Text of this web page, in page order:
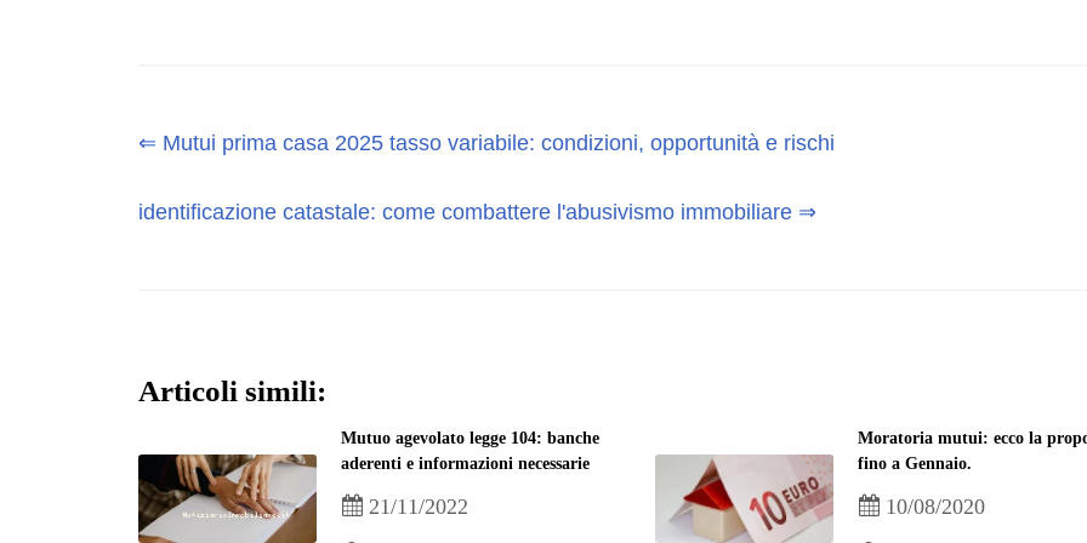
⇐ Mutui prima casa 2025 tasso variabile: condizioni, opportunità e rischi
identificazione catastale: come combattere l'abusivismo immobiliare ⇒
Articoli simili:
Mutuo agevolato legge 104: banche
aderenti e informazioni necessarie
21/11/2022
Moratoria mutui: ecco la
fino a Gennaio.
10/08/2020